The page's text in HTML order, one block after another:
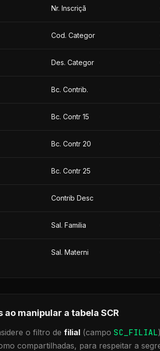
Nr. Inscriçã
Cod. Categor
Des. Categor
Bc. Contrib.
Bc. Contr 15
Bc. Contr 20
Bc. Contr 25
Contrib Desc
Sal. Familia
Sal. Materni
ao manipular a tabela SCR
o filtro de filial (campo SC_FILIAL
compartilhadas, para respeitar a